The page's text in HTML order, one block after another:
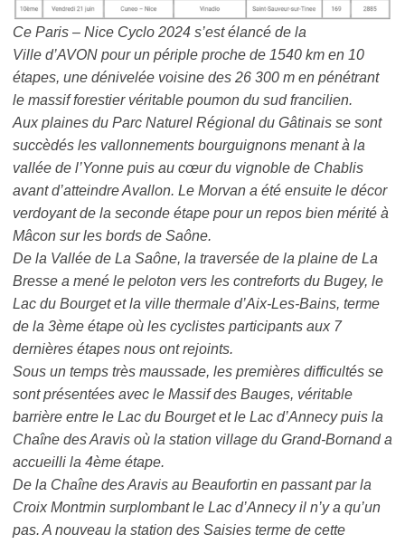
Ce Paris – Nice Cyclo 2024 s’est élancé de la
Ville d’AVON pour un périple proche de 1540 km en 10
étapes, une dénivelée voisine des 26 300 m en pénétrant
le massif forestier véritable poumon du sud francilien.
Aux plaines du Parc Naturel Régional du Gâtinais se sont
succèdés les vallonnements bourguignons menant à la
vallée de l’Yonne puis au cœur du vignoble de Chablis
avant d’atteindre Avallon. Le Morvan a été ensuite le décor
verdoyant de la seconde étape pour un repos bien mérité à
Mâcon sur les bords de Saône.
De la Vallée de La Saône, la traversée de la plaine de La
Bresse a mené le peloton vers les contreforts du Bugey, le
Lac du Bourget et la ville thermale d’Aix-Les-Bains, terme
de la 3ème étape où les cyclistes participants aux 7
dernières étapes nous ont rejoints.
Sous un temps très maussade, les premières difficultés se
sont présentées avec le Massif des Bauges, véritable
barrière entre le Lac du Bourget et le Lac d’Annecy puis la
Chaîne des Aravis où la station village du Grand-Bornand a
accueilli la 4ème étape.
De la Chaîne des Aravis au Beaufortin en passant par la
Croix Montmin surplombant le Lac d’Annecy il n’y a qu’un
pas. A nouveau la station des Saisies terme de cette